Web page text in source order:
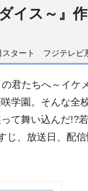
イス～』作
スタート フジテレ
君たちへ～イケ
学園。そんな全
て舞い込んだ!?
じ、放送日、配信